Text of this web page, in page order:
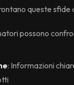
queste sfide
possono
: Informazioni